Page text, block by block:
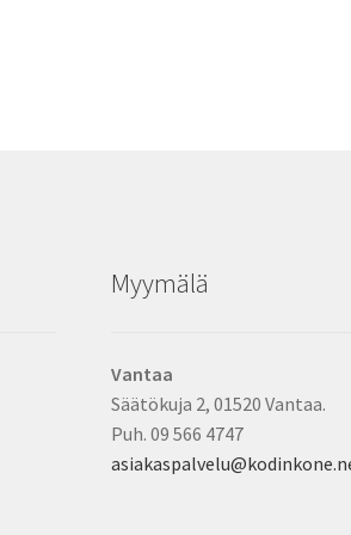
Myymälä
Vantaa
Säätökuja 2, 01520 Vantaa.
Puh. 09 566 4747